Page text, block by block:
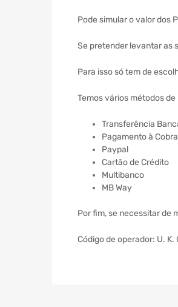
Pode simular o valor dos
Se pretender levantar as
Para isso só tem de
Temos vários métodos
Transferência
Pagamento à
Paypal
Cartão de Crédito
Multibanco
MB Way
Por fim, se necessitar de
Código de operador: U.